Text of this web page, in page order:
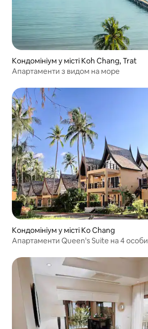
Кондомініум у місті Koh Chang, Trat
Апартаменти з видом на море
Кондомініум у місті Ko Chang
Апартаменти Queen's Suite на 4 особи